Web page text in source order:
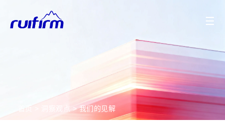
☰
首页 洞察观点 > 我们的见解
2026/08/07
2026/08/06
2026/08/05
2026/08/04